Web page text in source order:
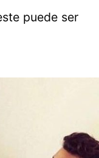
puede ser